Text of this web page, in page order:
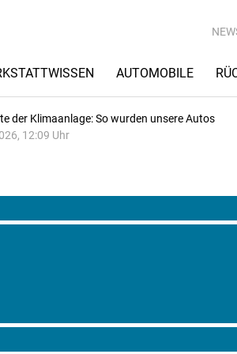
AUTOMOBILE
der Klimaanlage: So wurden unsere Autos
12:09 Uhr